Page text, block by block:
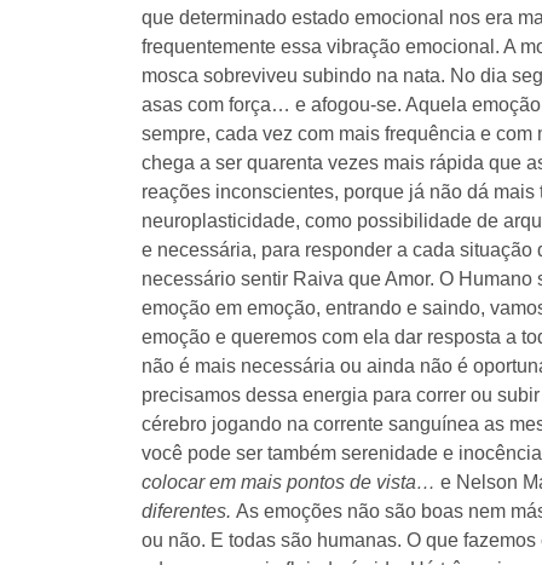
que determinado estado emocional nos era
frequentemente essa vibração emocional. A
mosca sobreviveu subindo na nata. No dia
asas com força… e afogou-se. Aquela
sempre, cada vez com mais frequência e
chega a ser quarenta vezes mais rápida que
reações inconscientes, porque já não dá
neuroplasticidade, como possibilidade de
e necessária, para responder a cada
necessário sentir Raiva que Amor. O
emoção em emoção, entrando e saindo,
emoção e queremos com ela dar resposta a
não é mais necessária ou ainda não é
precisamos dessa energia para correr ou
cérebro jogando na corrente sanguínea as
você pode ser também serenidade e
colocar em mais pontos de vista… e Nelson
diferentes. As emoções não são boas nem
ou não. E todas são humanas. O que